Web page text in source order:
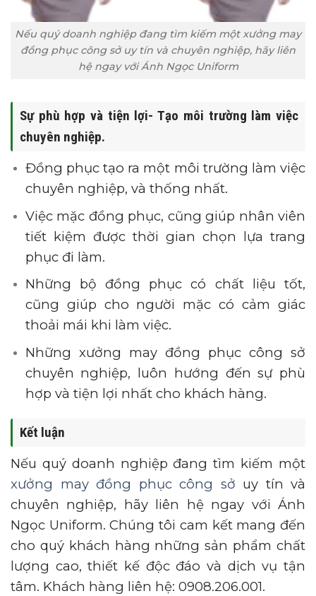
Nếu quý doanh nghiệp đang tìm kiếm một xưởng may
đồng phục công sở uy tín và chuyên nghiệp, hãy liên
hệ ngay với Ánh Ngọc Uniform
Sự phù hợp và tiện lợi- Tạo môi trường làm việc
chuyên nghiệp.
Đồng phục tạo ra một môi trường làm việc
chuyên nghiệp, và thống nhất.
Việc mặc đồng phục, cũng giúp nhân viên
tiết kiệm được thời gian chọn lựa trang
phục đi làm.
Những bộ đồng phục có chất liệu tốt,
cũng giúp cho người mặc có cảm giác
thoải mái khi làm việc.
Những xưởng may đồng phục công sở
chuyên nghiệp, luôn hướng đến sự phù
hợp và tiện lợi nhất cho khách hàng.
Kết luận
Nếu quý doanh nghiệp đang tìm kiếm một
xưởng may đồng phục công sở uy tín và
chuyên nghiệp, hãy liên hệ ngay với Ánh
Ngọc Uniform. Chúng tôi cam kết mang đến
cho quý khách hàng những sản phẩm chất
lượng cao, thiết kế độc đáo và dịch vụ tận
tâm. Khách hàng liên hệ: 0908.206.001.